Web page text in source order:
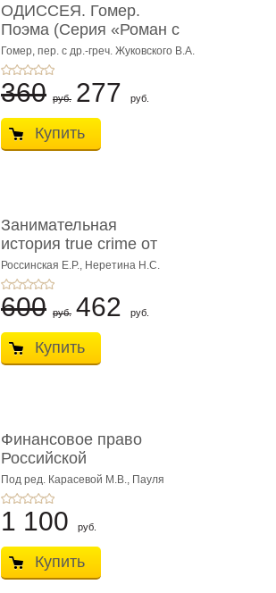
ОДИССЕЯ. Гомер.
Поэма (Серия «Роман с
книгой»)
Гомер, пер. с др.-греч. Жуковского В.А.
360 руб. 277 руб.
Купить
Занимательная
история true crime от
Гиппократа до � ...
Россинская Е.Р., Неретина Н.С.
600 руб. 462 руб.
Купить
Финансовое право
Российской
Федерации. 5-е изд�
...
Под ред. Карасевой М.В., Пауля
А.Г., Красюкова А.В.
1 100 руб.
Купить